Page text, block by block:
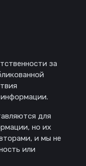
за
для
но их
и мы не
или